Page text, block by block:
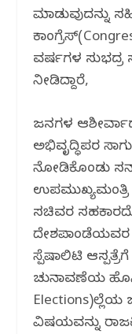
ಮಾಡುವುದನ್ನು
ವರ್ಷಗಳ ಸುಭದ್ರ
ನೀಡಿದ್ದಾರೆ,
ಜನಗಳ
ಅಭಿವೃದ್ಧಿಪರ
ನೋಡಿಕೊಂಡು
ಉಪಮುಖ್ಯಮಂತ್ರಿ
ಸಚಿವರ
ದೇಶಪಾಂಡೆಯವರ
ಸ್ಪೆಷಾಲಿಟಿ
ಚುನಾವಣೆಯ
Elections)ಜಿಲ್ಲೆಯ
ವಿಷಯವನ್ನು